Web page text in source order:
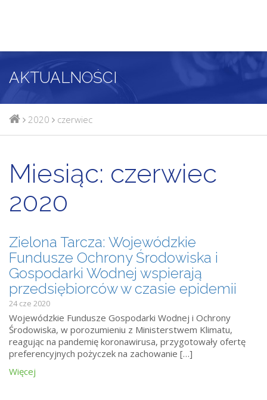
AKTUALNOŚCI
2020 czerwiec
Miesiąc: czerwiec
2020
Zielona Tarcza: Wojewódzkie
Fundusze Ochrony Środowiska i
Gospodarki Wodnej wspierają
przedsiębiorców w czasie epidemii
24 cze 2020
Wojewódzkie Fundusze Gospodarki Wodnej i Ochrony
Środowiska, w porozumieniu z Ministerstwem Klimatu,
reagując na pandemię koronawirusa, przygotowały ofertę
preferencyjnych pożyczek na zachowanie […]
Więcej